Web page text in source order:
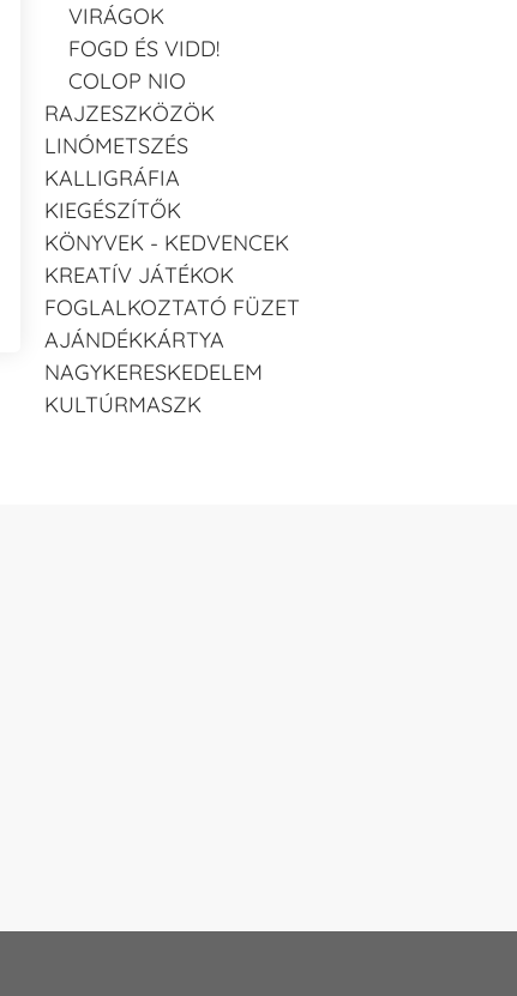
VIRÁGOK
FOGD ÉS VIDD!
COLOP NIO
RAJZESZKÖZÖK
LINÓMETSZÉS
KALLIGRÁFIA
KIEGÉSZÍTŐK
KÖNYVEK - KEDVENCEK
KREATÍV JÁTÉKOK
FOGLALKOZTATÓ FÜZET
AJÁNDÉKKÁRTYA
NAGYKERESKEDELEM
KULTÚRMASZK